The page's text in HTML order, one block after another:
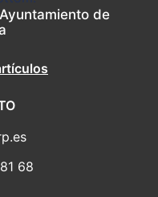
de
68